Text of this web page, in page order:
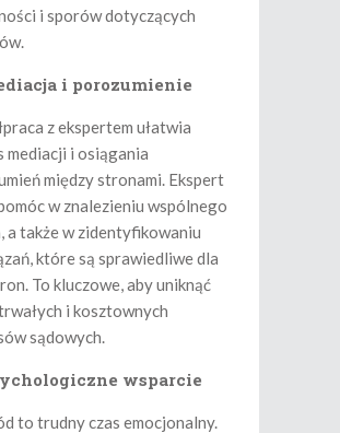
i sporów dotyczących
i porozumienie
z ekspertem ułatwia
mediacji i osiągania
między stronami. Ekspert
w znalezieniu wspólnego
a także w zidentyfikowaniu
które są sprawiedliwe dla
To kluczowe, aby uniknąć
i kosztownych
sądowych.
wsparcie
to trudny czas emocjonalny.